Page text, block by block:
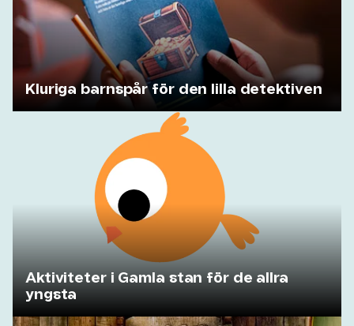
Kluriga barnspår för den lilla detektiven
Aktiviteter i Gamla stan för de allra
yngsta